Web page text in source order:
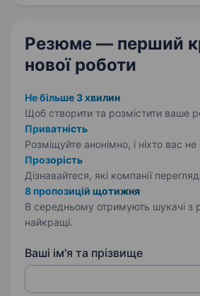
Резюме — перший
нової роботи
Не більше 3 хвилин
Щоб створити та розмістити ваше
Приватність
Розміщуйте анонімно, і ніхто вас не
Прозорість
Дізнавайтеся, які компанії
8 пропозицій щотижня
В середньому отримують шукачі з
найкращі.
Ваші ім'я та прізвище